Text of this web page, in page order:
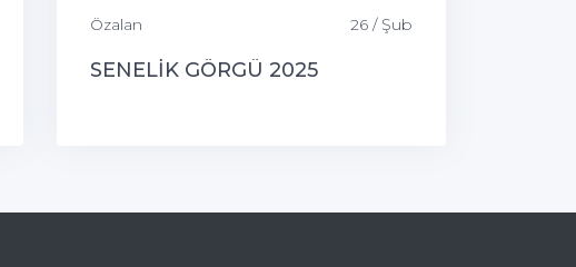
Özalan 26 / Şub
SENELİK GÖRGÜ 2025